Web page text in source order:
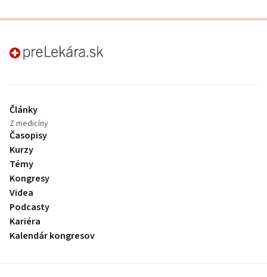
preLekára.sk
Články
Z medicíny
Časopisy
Kurzy
Témy
Kongresy
Videa
Podcasty
Kariéra
Kalendár kongresov